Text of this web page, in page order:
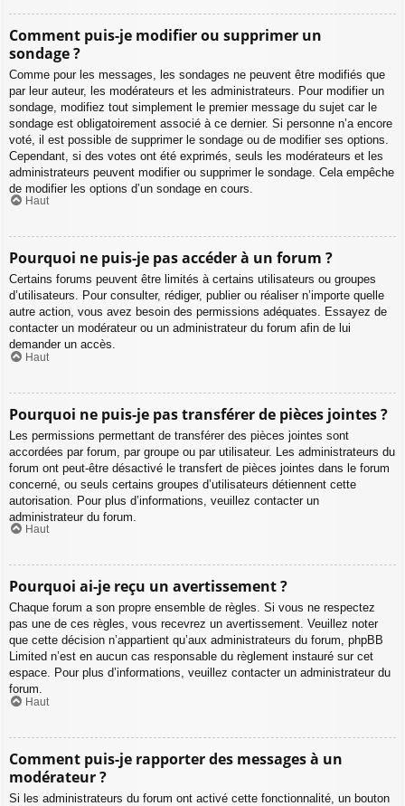
Comment puis-je modifier ou supprimer un
sondage ?
Comme pour les messages, les sondages ne peuvent être modifiés que
par leur auteur, les modérateurs et les administrateurs. Pour modifier un
sondage, modifiez tout simplement le premier message du sujet car le
sondage est obligatoirement associé à ce dernier. Si personne n’a encore
voté, il est possible de supprimer le sondage ou de modifier ses options.
Cependant, si des votes ont été exprimés, seuls les modérateurs et les
administrateurs peuvent modifier ou supprimer le sondage. Cela empêche
de modifier les options d’un sondage en cours.
Haut
Pourquoi ne puis-je pas accéder à un forum ?
Certains forums peuvent être limités à certains utilisateurs ou groupes
d’utilisateurs. Pour consulter, rédiger, publier ou réaliser n’importe quelle
autre action, vous avez besoin des permissions adéquates. Essayez de
contacter un modérateur ou un administrateur du forum afin de lui
demander un accès.
Haut
Pourquoi ne puis-je pas transférer de pièces jointes ?
Les permissions permettant de transférer des pièces jointes sont
accordées par forum, par groupe ou par utilisateur. Les administrateurs du
forum ont peut-être désactivé le transfert de pièces jointes dans le forum
concerné, ou seuls certains groupes d’utilisateurs détiennent cette
autorisation. Pour plus d’informations, veuillez contacter un
administrateur du forum.
Haut
Pourquoi ai-je reçu un avertissement ?
Chaque forum a son propre ensemble de règles. Si vous ne respectez
pas une de ces règles, vous recevrez un avertissement. Veuillez noter
que cette décision n’appartient qu’aux administrateurs du forum, phpBB
Limited n’est en aucun cas responsable du règlement instauré sur cet
espace. Pour plus d’informations, veuillez contacter un administrateur du
forum.
Haut
Comment puis-je rapporter des messages à un
modérateur ?
Si les administrateurs du forum ont activé cette fonctionnalité, un bouton